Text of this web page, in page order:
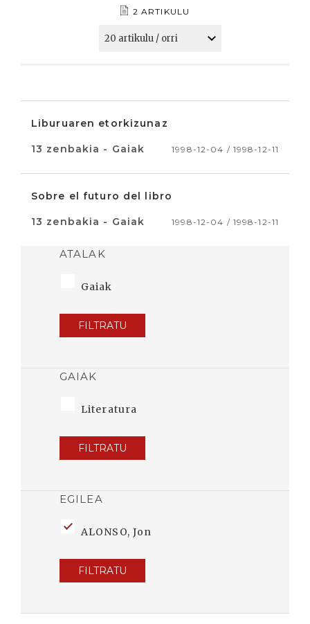
2 ARTIKULU
Liburuaren etorkizunaz
13 zenbakia - Gaiak 1998-12-04 / 1998-12-11
Sobre el futuro del libro
13 zenbakia - Gaiak 1998-12-04 / 1998-12-11
ATALAK
Gaiak
FILTRATU
GAIAK
Literatura
FILTRATU
EGILEA
ALONSO, Jon
FILTRATU